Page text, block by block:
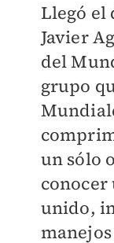
Llegó el
Javier
del
grupo
un sólo
unido,